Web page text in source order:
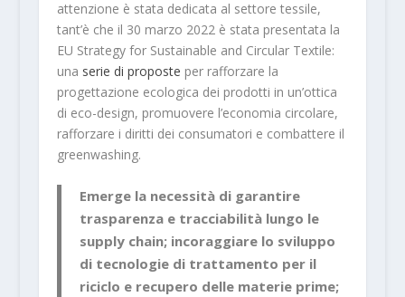
attenzione è stata dedicata al settore tessile,
tant’è che il 30 marzo 2022 è stata presentata la
EU Strategy for Sustainable and Circular Textile:
una serie di proposte per rafforzare la
progettazione ecologica dei prodotti in un’ottica
di eco-design, promuovere l’economia circolare,
rafforzare i diritti dei consumatori e combattere il
greenwashing.
Emerge la necessità di garantire
trasparenza e tracciabilità lungo le
supply chain; incoraggiare lo sviluppo
di tecnologie di trattamento per il
riciclo e recupero delle materie prime;